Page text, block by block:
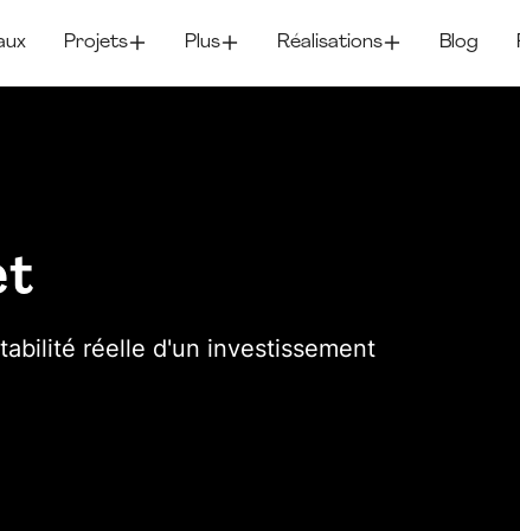
Projets Plus Réalisations Blog
réelle d'un investissement